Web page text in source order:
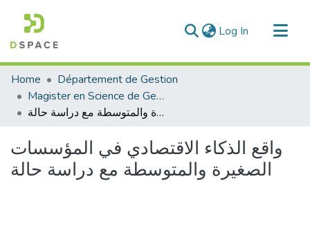
Log In (current)
Communities & Collections
All of DSpace
Statistics
Home
Département de Gestion
Magister en Science de Gestion
واقع الذكاء الاقتصادي في المؤسسات الصغيرة والمتوسطة مع دراسة حالة
واقع الذكاء الاقتصادي في المؤسسات
الصغيرة والمتوسطة مع دراسة حالة